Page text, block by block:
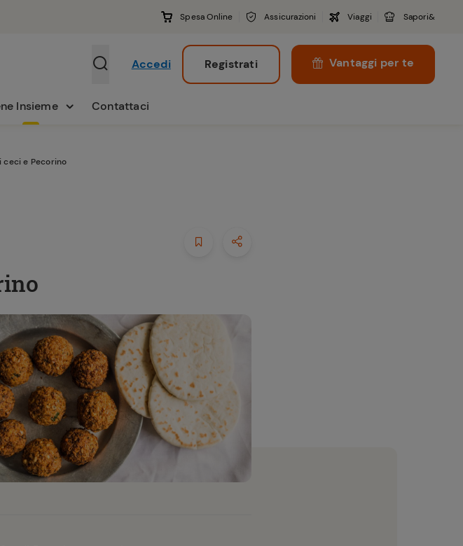
Spesa Online Assicurazioni Viaggi Sapori&
Accedi Registrati Vantaggi per te
Insieme Contattaci
ceci e Pecorino